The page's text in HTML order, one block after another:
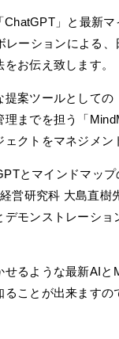
」と最新
レーションによる
お伝え致します。
提案ツールとしての
までを担う「
クトをマネジメン
とマインドマッ
営研究科 大島直樹
モンストレーショ
せるような最新AIと
ることが出来ますの